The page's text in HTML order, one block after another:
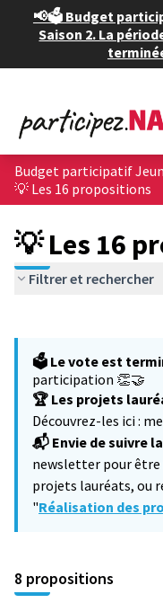
📢🗳️ Budget
Saison 2. La
Budget participatif
💡 Les 16 propositions
💡 Les 16
Filtrer et rechercher
−
🗳️ Le vote est
participation 👏🤝
🏆 Les projets
Découvrez-les ici :
📬 Envie de suivre
newsletter pour être
projets lauréats, ou
"Réalisation des
8 propositions